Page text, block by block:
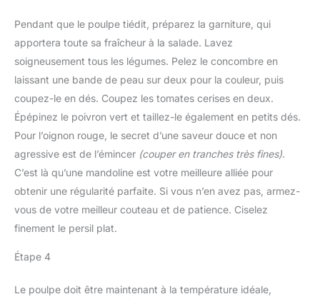
Pendant que le poulpe tiédit, préparez la garniture, qui
apportera toute sa fraîcheur à la salade. Lavez
soigneusement tous les légumes. Pelez le concombre en
laissant une bande de peau sur deux pour la couleur, puis
coupez-le en dés. Coupez les tomates cerises en deux.
Épépinez le poivron vert et taillez-le également en petits dés.
Pour l’oignon rouge, le secret d’une saveur douce et non
agressive est de l’émincer (couper en tranches très fines).
C’est là qu’une mandoline est votre meilleure alliée pour
obtenir une régularité parfaite. Si vous n’en avez pas, armez-
vous de votre meilleur couteau et de patience. Ciselez
finement le persil plat.
Étape 4
Le poulpe doit être maintenant à la température idéale,